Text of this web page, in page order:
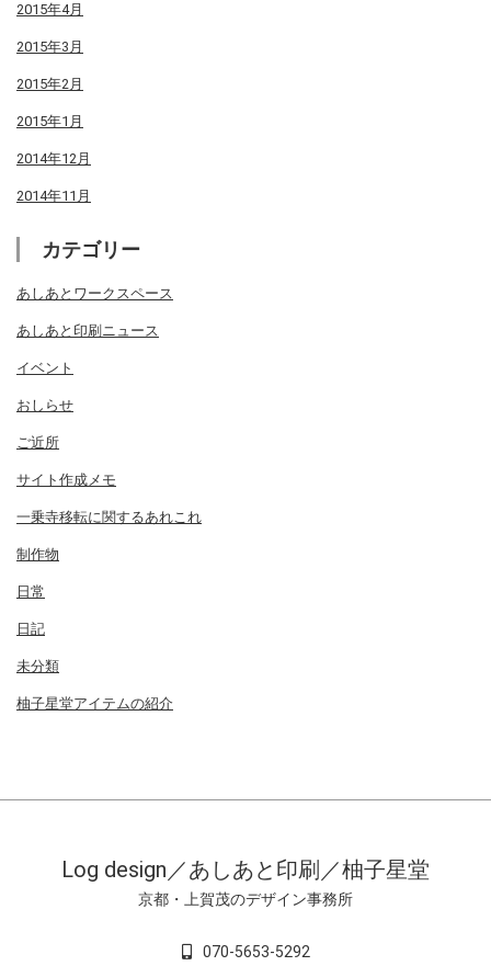
2015年4月
2015年3月
2015年2月
2015年1月
2014年12月
2014年11月
カテゴリー
あしあとワークスペース
あしあと印刷ニュース
イベント
おしらせ
ご近所
サイト作成メモ
一乗寺移転に関するあれこれ
制作物
日常
日記
未分類
柚子星堂アイテムの紹介
Log design／あしあと印刷／柚子星堂
京都・上賀茂のデザイン事務所
070-5653-5292